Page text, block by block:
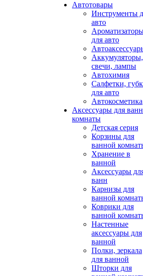
Автотовары
Инструменты
авто
для авто
Аккумуляторы,
свечи, лампы
Автохимия
Салфетки,
для авто
Автокосметика
Аксессуары для
комнаты
Детская серия
Корзины для
ванной
Хранение в
ванной
Аксессуары
ванн
Карнизы для
ванной
Коврики для
ванной
Настенные
аксессуары для
ванной
Полки, зеркала
для ванной
Шторки для